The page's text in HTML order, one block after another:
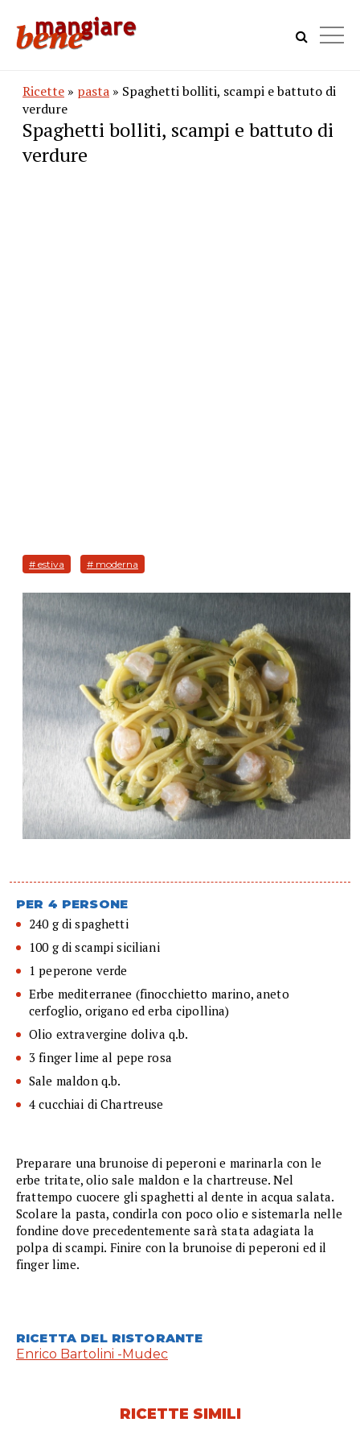
Ricette » pasta » Spaghetti bolliti, scampi e battuto di
verdure
Spaghetti bolliti, scampi e battuto di
verdure
# estiva # moderna
PER 4 PERSONE
240 g di spaghetti
100 g di scampi siciliani
1 peperone verde
Erbe mediterranee (finocchietto marino, aneto
cerfoglio, origano ed erba cipollina)
Olio extravergine doliva q.b.
3 finger lime al pepe rosa
Sale maldon q.b.
4 cucchiai di Chartreuse
Preparare una brunoise di peperoni e marinarla con le
erbe tritate, olio sale maldon e la chartreuse. Nel
frattempo cuocere gli spaghetti al dente in acqua salata.
Scolare la pasta, condirla con poco olio e sistemarla nelle
fondine dove precedentemente sarà stata adagiata la
polpa di scampi. Finire con la brunoise di peperoni ed il
finger lime.
RICETTA DEL RISTORANTE
Enrico Bartolini -Mudec
RICETTE SIMILI